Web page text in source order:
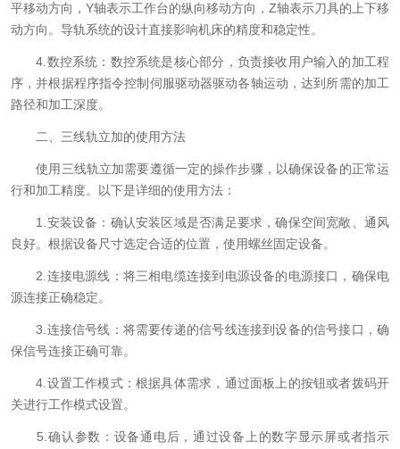
平移动方向，Y轴表示工作台的纵向移动方向，Z轴表示刀具的上下移
动方向。导轨系统的设计直接影响机床的精度和稳定性。
4.数控系统：数控系统是核心部分，负责接收用户输入的加工程
序，并根据程序指令控制伺服驱动器驱动各轴运动，达到所需的加工
路径和加工深度。
二、三线轨立加的使用方法
使用三线轨立加需要遵循一定的操作步骤，以确保设备的正常运
行和加工精度。以下是详细的使用方法：
1.安装设备：确认安装区域是否满足要求，确保空间宽敞、通风
良好。根据设备尺寸选定合适的位置，使用螺丝固定设备。
2.连接电源线：将三相电缆连接到电源设备的电源接口，确保电
源连接正确稳定。
3.连接信号线：将需要传递的信号线连接到设备的信号接口，确
保信号连接正确可靠。
4.设置工作模式：根据具体需求，通过面板上的按钮或者拨码开
关进行工作模式设置。
5.确认参数：设备通电后，通过设备上的数字显示屏或者指示